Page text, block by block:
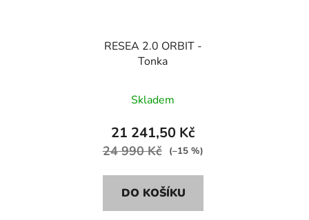
RESEA 2.0 ORBIT -
Tonka
Skladem
21 241,50 Kč
24 990 Kč (–15 %)
DO KOŠÍKU